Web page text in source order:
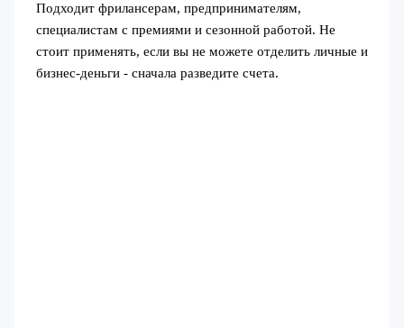
Подходит фрилансерам, предпринимателям,
специалистам с премиями и сезонной работой. Не
стоит применять, если вы не можете отделить личные и
бизнес-деньги - сначала разведите счета.